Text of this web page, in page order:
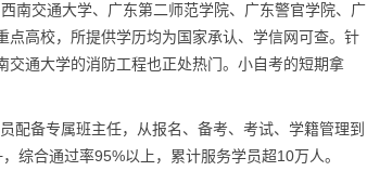
南交通大学、广东第二师范学院、广东警官学院、广
高校，所提供学历均为国家承认、学信网可查。针
通大学的消防工程也正处热门。小自考的短期拿
配备专属班主任，从报名、备考、考试、学籍管理到
综合通过率95%以上，累计服务学员超10万人。